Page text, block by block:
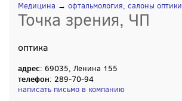
Медицина → офтальмология, салоны оптики
Точка зрения, ЧП
оптика
адрес: 69035, Ленина 155
телефон: 289-70-94
написать письмо в компанию